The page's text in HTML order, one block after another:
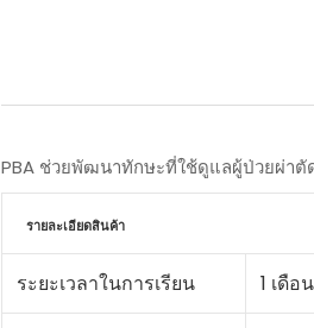
PBA ช่วยพัฒนาทักษะที่ใช้ดูแลผู้ป่วยผ่าตั
รายละเอียดสินค้า
ระยะเวลาในการเรียน 1 เดือน